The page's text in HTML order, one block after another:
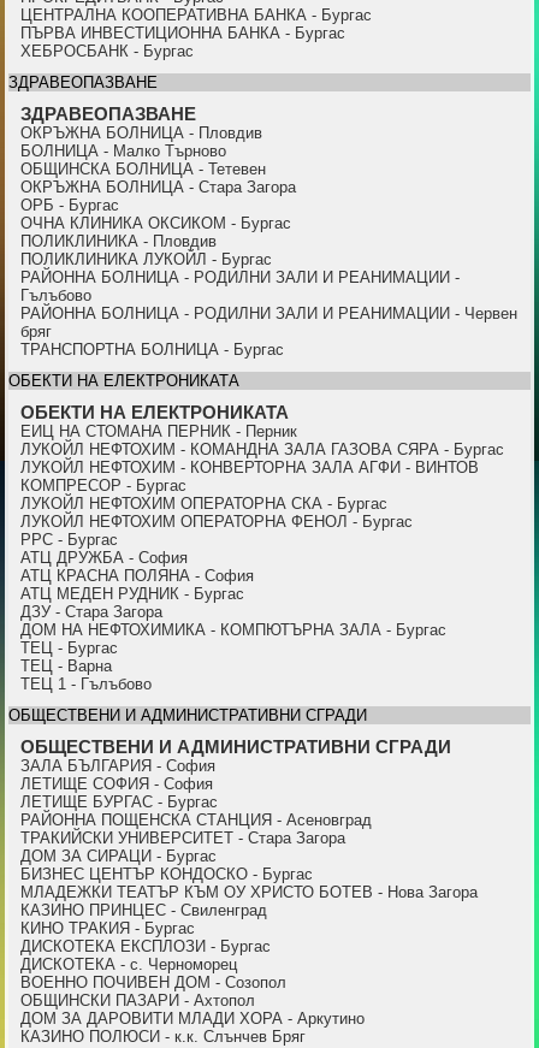
ЦЕНТРАЛНА КООПЕРАТИВНА БАНКА - Бургас
ПЪРВА ИНВЕСТИЦИОННА БАНКА - Бургас
ХЕБРОСБАНК - Бургас
ЗДРАВЕОПАЗВАНЕ
ЗДРАВЕОПАЗВАНЕ
ОКРЪЖНА БОЛНИЦА - Пловдив
БОЛНИЦА - Малко Търново
ОБЩИНСКА БОЛНИЦА - Тетевен
ОКРЪЖНА БОЛНИЦА - Стара Загора
ОРБ - Бургас
ОЧНА КЛИНИКА ОКСИКОМ - Бургас
ПОЛИКЛИНИКА - Пловдив
ПОЛИКЛИНИКА ЛУКОЙЛ - Бургас
РАЙОННА БОЛНИЦА - РОДИЛНИ ЗАЛИ И РЕАНИМАЦИИ -
Гълъбово
РАЙОННА БОЛНИЦА - РОДИЛНИ ЗАЛИ И РЕАНИМАЦИИ - Червен
бряг
ТРАНСПОРТНА БОЛНИЦА - Бургас
ОБЕКТИ НА ЕЛЕКТРОНИКАТА
ОБЕКТИ НА ЕЛЕКТРОНИКАТА
ЕИЦ НА СТОМАНА ПЕРНИК - Перник
ЛУКОЙЛ НЕФТОХИМ - КОМАНДНА ЗАЛА ГАЗОВА СЯРА - Бургас
ЛУКОЙЛ НЕФТОХИМ - КОНВЕРТОРНА ЗАЛА АГФИ - ВИНТОВ
КОМПРЕСОР - Бургас
ЛУКОЙЛ НЕФТОХИМ ОПЕРАТОРНА СКА - Бургас
ЛУКОЙЛ НЕФТОХИМ ОПЕРАТОРНА ФЕНОЛ - Бургас
PPC - Бургас
АТЦ ДРУЖБА - София
АТЦ КРАСНА ПОЛЯНА - София
АТЦ МЕДЕН РУДНИК - Бургас
ДЗУ - Стара Загора
ДОМ НА НЕФТОХИМИКА - КОМПЮТЪРНА ЗАЛА - Бургас
ТЕЦ - Бургас
ТЕЦ - Варна
ТЕЦ 1 - Гълъбово
ОБЩЕСТВЕНИ И АДМИНИСТРАТИВНИ СГРАДИ
ОБЩЕСТВЕНИ И АДМИНИСТРАТИВНИ СГРАДИ
ЗАЛА БЪЛГАРИЯ - София
ЛЕТИЩЕ СОФИЯ - София
ЛЕТИЩЕ БУРГАС - Бургас
РАЙОННА ПОЩЕНСКА СТАНЦИЯ - Асеновград
ТРАКИЙСКИ УНИВЕРСИТЕТ - Стара Загора
ДОМ ЗА СИРАЦИ - Бургас
БИЗНЕС ЦЕНТЪР КОНДОСКО - Бургас
МЛАДЕЖКИ ТЕАТЪР КЪМ ОУ ХРИСТО БОТЕВ - Нова Загора
КАЗИНО ПРИНЦЕС - Свиленград
КИНО ТРАКИЯ - Бургас
ДИСКОТЕКА ЕКСПЛОЗИ - Бургас
ДИСКОТЕКА - с. Черноморец
ВОЕННО ПОЧИВЕН ДОМ - Созопол
ОБЩИНСКИ ПАЗАРИ - Ахтопол
ДОМ ЗА ДАРОВИТИ МЛАДИ ХОРА - Аркутино
КАЗИНО ПОЛЮСИ - к.к. Слънчев Бряг